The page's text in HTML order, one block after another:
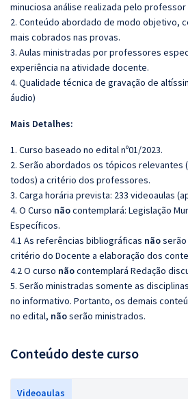
minuciosa análise realizada pelo
2. Conteúdo abordado de modo objetivo,
mais cobrados nas provas.
3. Aulas ministradas por professores
experiência na atividade docente.
4. Qualidade técnica de gravação de
áudio)
Mais Detalhes:
1. Curso baseado no edital nº01/2023.
2. Serão abordados os tópicos relevantes
todos) a critério dos professores.
3. Carga horária prevista: 233 videoaulas
4. O Curso nãocontemplará: Legislação
Específicos.
4.1 As referências bibliográficas não
critério do Docente a elaboração dos
4.2 O curso nãocontemplará Redação
5. Serão ministradas somente as
no informativo. Portanto, os demais
no edital, nãoserão ministrados.
Conteúdo deste curso
Videoaulas